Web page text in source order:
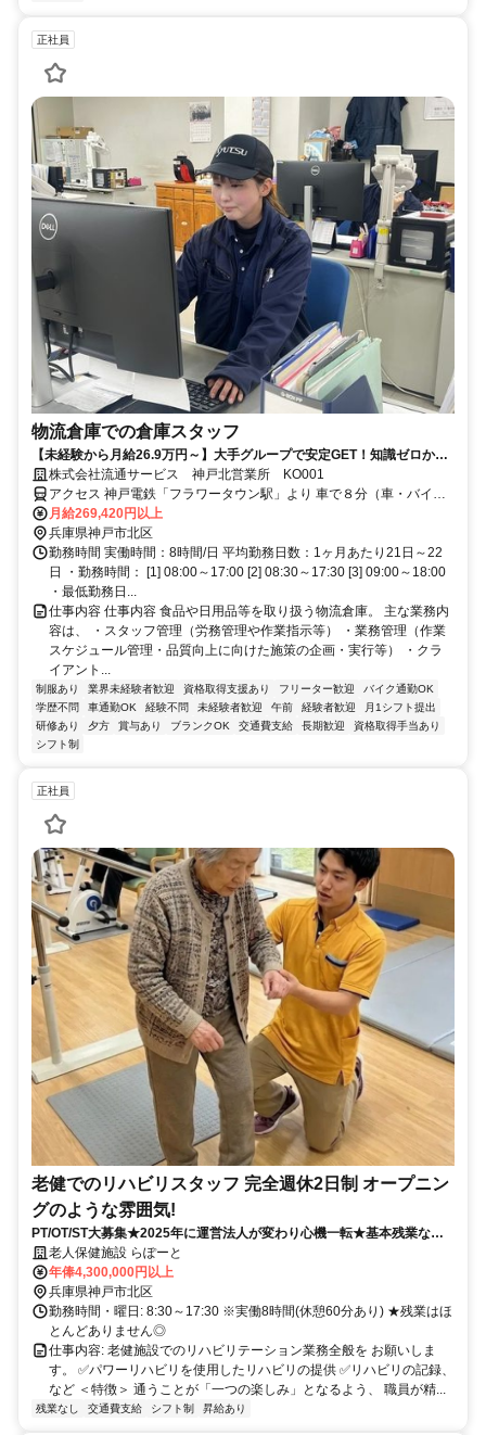
正社員
物流倉庫での倉庫スタッフ
【未経験から月給26.9万円～】大手グループで安定GET！知識ゼロから
始める「じっくり育成型」の倉庫管理
株式会社流通サービス 神戸北営業所 KO001
アクセス 神戸電鉄「フラワータウン駅」より 車で８分（車・バイク
通勤OK）
月給269,420円以上
兵庫県神戸市北区
勤務時間 実働時間：8時間/日 平均勤務日数：1ヶ月あたり21日～22
日 ・勤務時間： [1] 08:00～17:00 [2] 08:30～17:30 [3] 09:00～18:00
・最低勤務日...
仕事内容 仕事内容 食品や日用品等を取り扱う物流倉庫。 主な業務内
容は、 ・スタッフ管理（労務管理や作業指示等） ・業務管理（作業
スケジュール管理・品質向上に向けた施策の企画・実行等） ・クラ
イアント...
制服あり 業界未経験者歓迎 資格取得支援あり フリーター歓迎
バイク通勤OK
学歴不問
車通勤OK 経験不問 未経験者歓迎 午前 経験者歓迎
月1シフト提出
研修あり
夕方 賞与あり ブランクOK 交通費支給 長期歓迎
資格取得手当あり
シフト制
正社員
老健でのリハビリスタッフ 完全週休2日制 オープニン
グのような雰囲気!
PT/OT/ST大募集★2025年に運営法人が変わり心機一転★基本残業な
し・みんな定時で帰ってます★
老人保健施設 らぽーと
年俸4,300,000円以上
兵庫県神戸市北区
勤務時間・曜日: 8:30～17:30 ※実働8時間(休憩60分あり) ★残業はほ
とんどありません◎
仕事内容: 老健施設でのリハビリテーション業務全般を お願いしま
す。 ✅パワーリハビリを使用したリハビリの提供 ✅リハビリの記録、
など ＜特徴＞ 通うことが「一つの楽しみ」となるよう、 職員が精...
残業なし 交通費支給 シフト制 昇給あり